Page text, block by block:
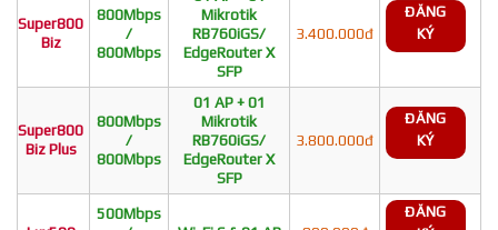
Super800
Biz
800Mbps
/
800Mbps
Mikrotik
RB760iGS/
EdgeRouter X
SFP
3.400.000đ
ĐĂNG
KÝ
Super800
Biz Plus
800Mbps
/
800Mbps
01 AP + 01
Mikrotik
RB760iGS/
EdgeRouter X
SFP
3.800.000đ
ĐĂNG
KÝ
500Mbps
ĐĂNG